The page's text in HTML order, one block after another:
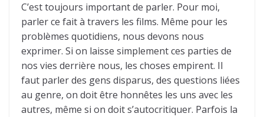
C’est toujours important de parler. Pour moi,
parler ce fait à travers les films. Même pour les
problèmes quotidiens, nous devons nous
exprimer. Si on laisse simplement ces parties de
nos vies derrière nous, les choses empirent. Il
faut parler des gens disparus, des questions liées
au genre, on doit être honnêtes les uns avec les
autres, même si on doit s’autocritiquer. Parfois la